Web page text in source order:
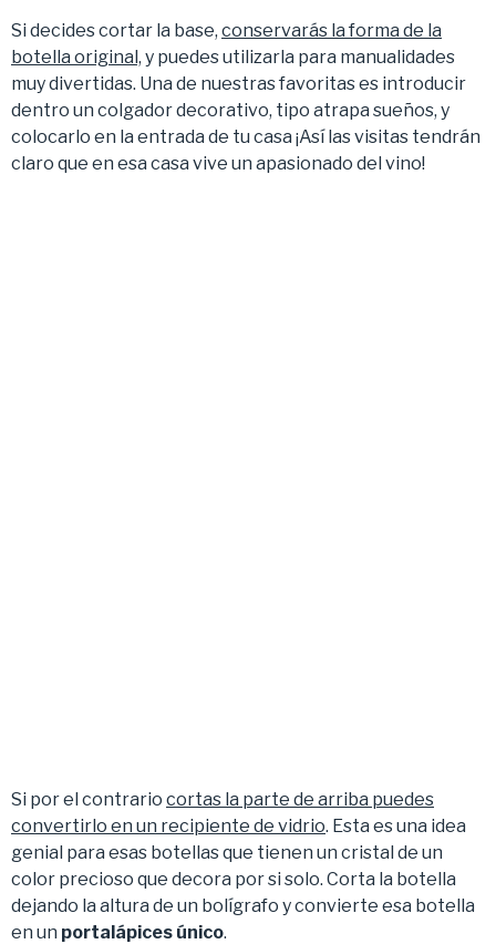
Si decides cortar la base, conservarás la forma de la
botella original, y puedes utilizarla para manualidades
muy divertidas. Una de nuestras favoritas es introducir
dentro un colgador decorativo, tipo atrapa sueños, y
colocarlo en la entrada de tu casa ¡Así las visitas tendrán
claro que en esa casa vive un apasionado del vino!
Si por el contrario cortas la parte de arriba puedes
convertirlo en un recipiente de vidrio. Esta es una idea
genial para esas botellas que tienen un cristal de un
color precioso que decora por si solo. Corta la botella
dejando la altura de un bolígrafo y convierte esa botella
en un portalápices único.